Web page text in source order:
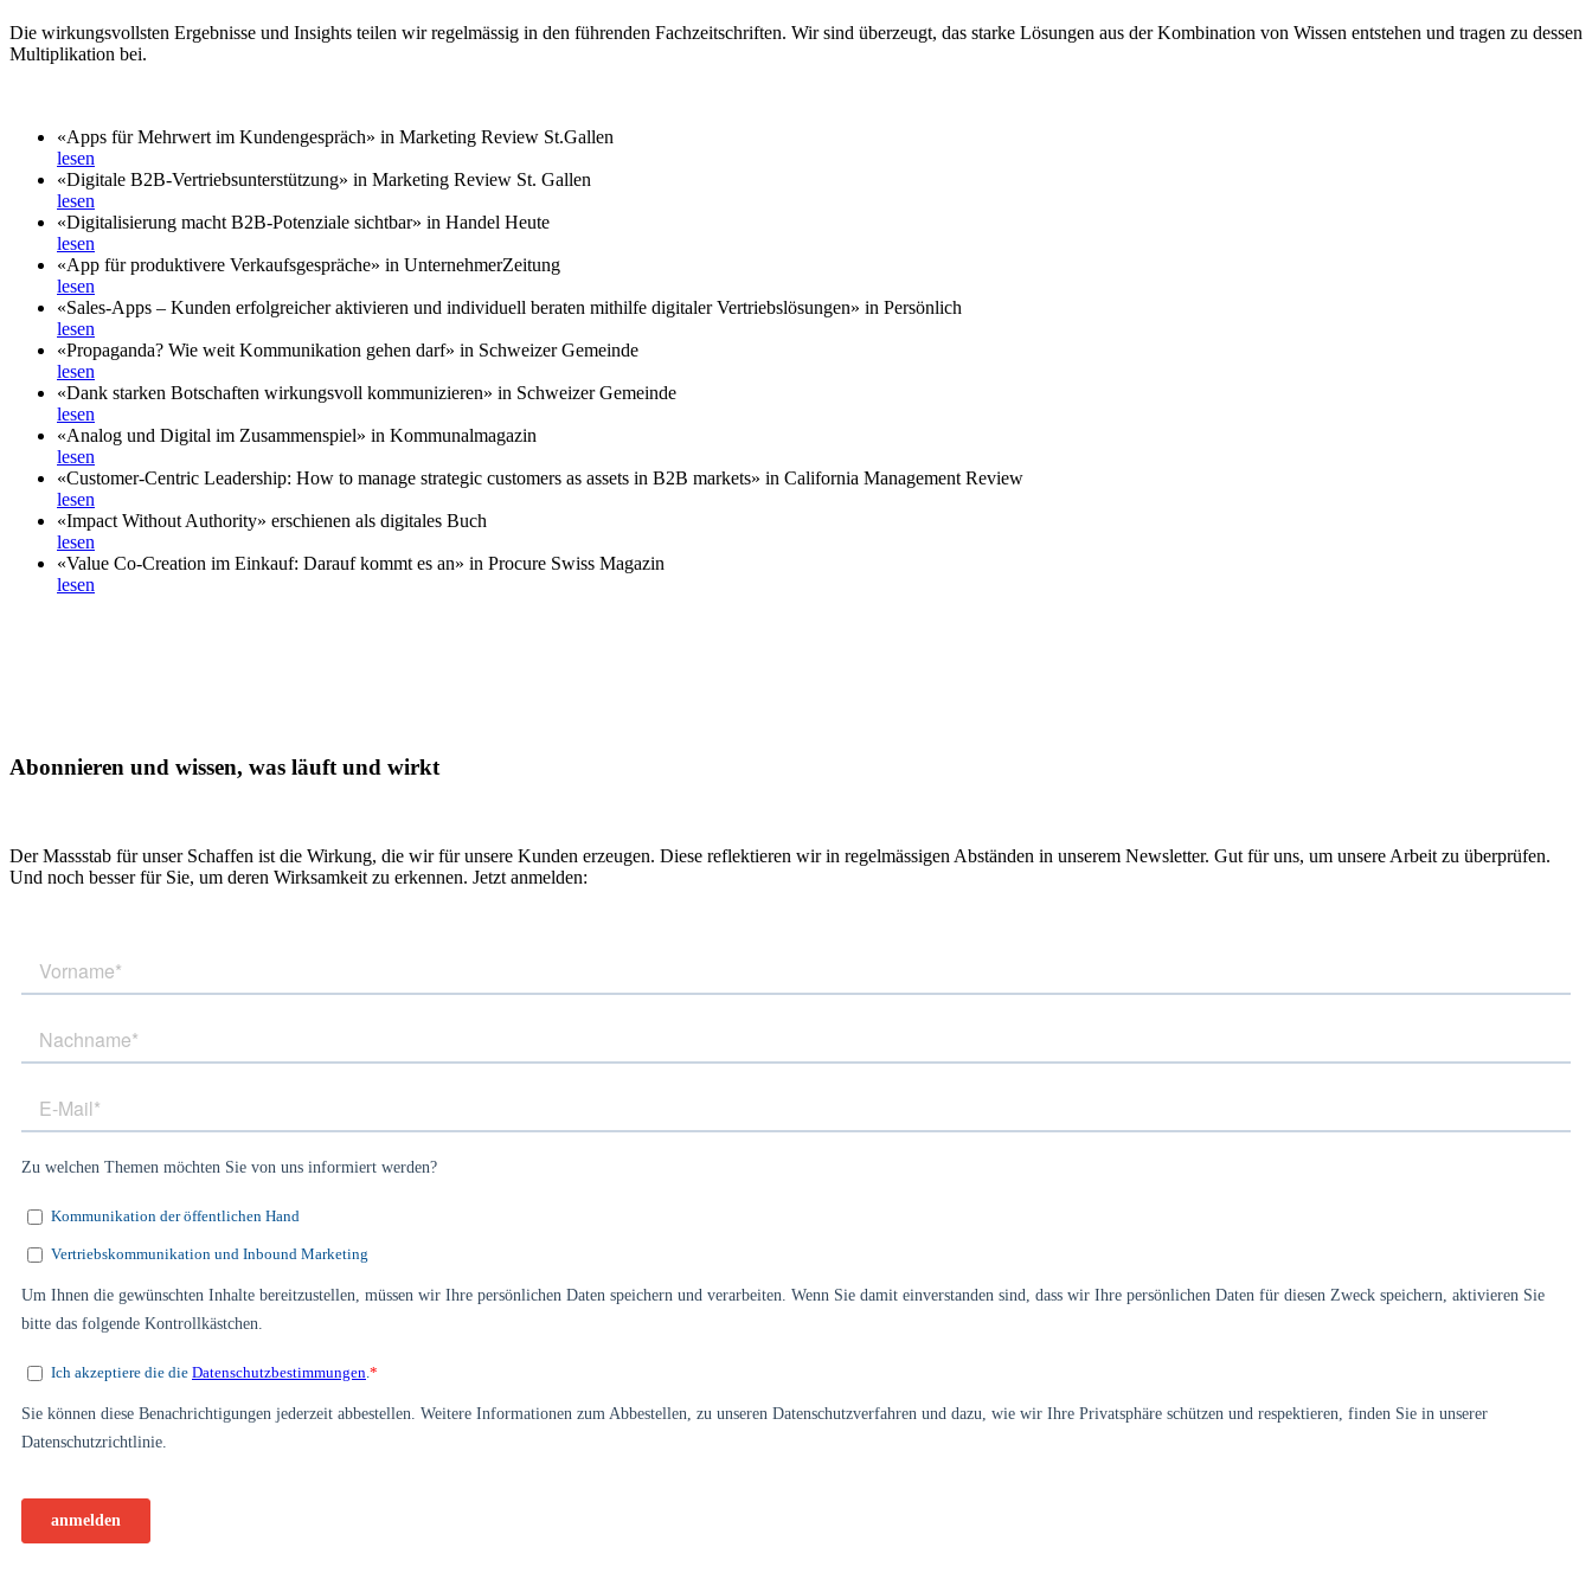
Die wirkungsvollsten Ergebnisse und Insights teilen wir regelmässig in den führenden Fachzeitschriften. Wir sind überzeugt, das starke Lösungen aus der Kombination von Wissen entstehen und tragen zu dessen
Multiplikation bei.
«Apps für Mehrwert im Kundengespräch» in Marketing Review St.Gallen
lesen
«Digitale B2B-Vertriebsunterstützung» in Marketing Review St. Gallen
lesen
«Digitalisierung macht B2B-Potenziale sichtbar» in Handel Heute
lesen
«App für produktivere Verkaufsgespräche» in UnternehmerZeitung
lesen
«Sales-Apps – Kunden erfolgreicher aktivieren und individuell beraten mithilfe digitaler Vertriebslösungen» in Persönlich
lesen
«Propaganda? Wie weit Kommunikation gehen darf» in Schweizer Gemeinde
lesen
«Dank starken Botschaften wirkungsvoll kommunizieren» in Schweizer Gemeinde
lesen
«Analog und Digital im Zusammenspiel» in Kommunalmagazin
lesen
«Customer-Centric Leadership: How to manage strategic customers as assets in B2B markets» in California Management Review
lesen
«Impact Without Authority» erschienen als digitales Buch
lesen
«Value Co-Creation im Einkauf: Darauf kommt es an» in Procure Swiss Magazin
lesen
Abonnieren und wissen, was läuft und wirkt
Der Massstab für unser Schaffen ist die Wirkung, die wir für unsere Kunden erzeugen. Diese reflektieren wir in regelmässigen Abständen in unserem Newsletter. Gut für uns, um unsere Arbeit zu überprüfen.
Und noch besser für Sie, um deren Wirksamkeit zu erkennen. Jetzt anmelden: